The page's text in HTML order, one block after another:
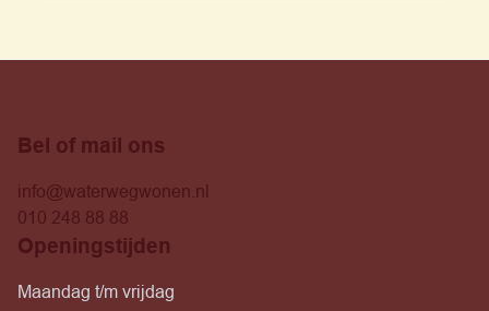
Bel of mail ons
info@waterwegwonen.nl
010 248 88 88
Openingstijden
Maandag t/m vrijdag